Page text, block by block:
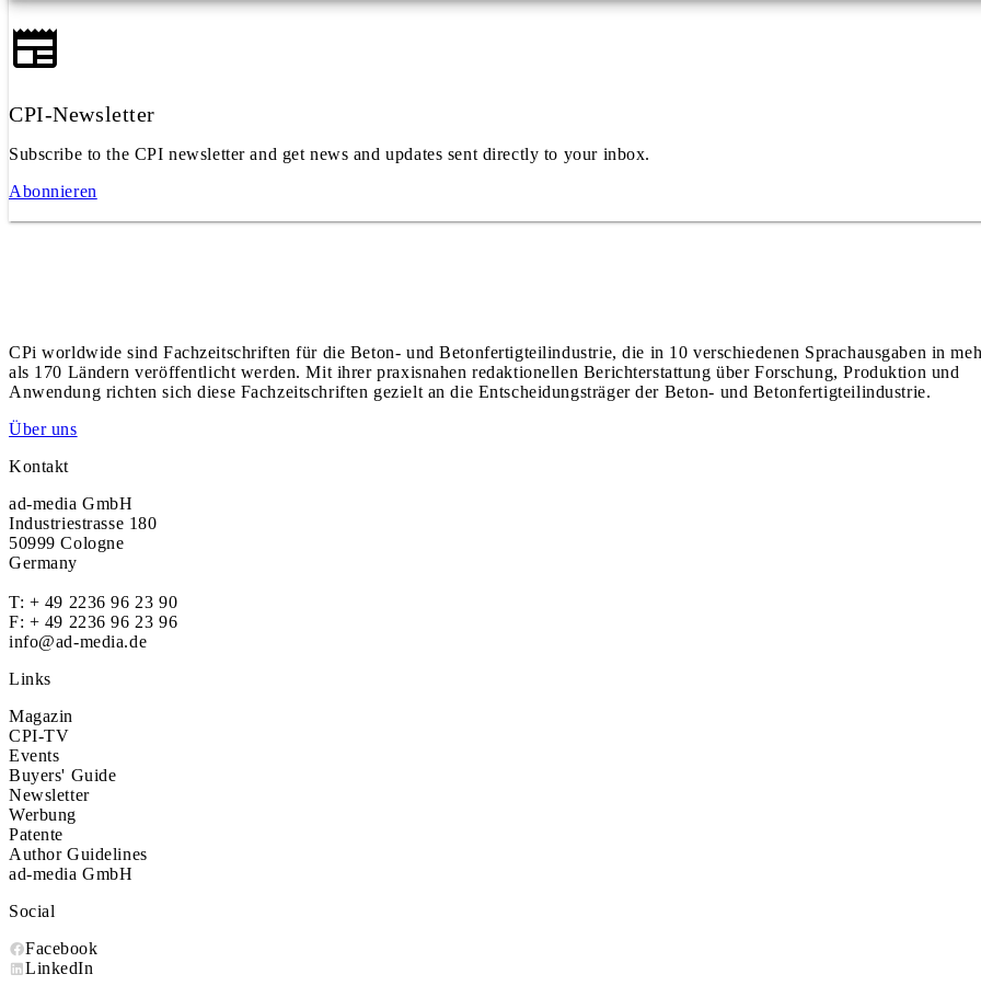
CPI-Newsletter
Subscribe to the CPI newsletter and get news and updates sent directly to your inbox.
Abonnieren
CPi worldwide sind Fachzeitschriften für die Beton- und Betonfertigteilindustrie, die in 10 verschiedenen Sprachausgaben in
als 170 Ländern veröffentlicht werden. Mit ihrer praxisnahen redaktionellen Berichterstattung über Forschung, Produktion und
Anwendung richten sich diese Fachzeitschriften gezielt an die Entscheidungsträger der Beton- und Betonfertigteilindustrie.
Über uns
Kontakt
ad-media GmbH
Industriestrasse 180
50999 Cologne
Germany
T: + 49 2236 96 23 90
F: + 49 2236 96 23 96
info@ad-media.de
Links
Magazin
CPI-TV
Events
Buyers' Guide
Newsletter
Werbung
Patente
Author Guidelines
ad-media GmbH
Social
Facebook
LinkedIn